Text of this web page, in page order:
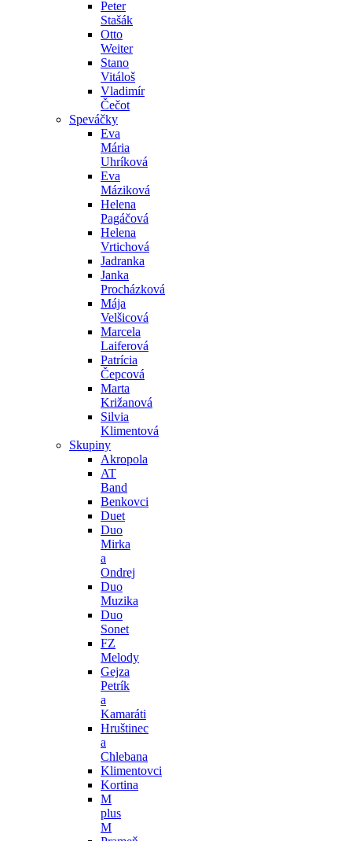
Peter
Stašák
Otto
Weiter
Stano
Vitáloš
Vladimír
Čečot
Speváčky
Eva
Mária
Uhríková
Eva
Máziková
Helena
Pagáčová
Helena
Vrtichová
Jadranka
Janka
Procházková
Mája
Velšicová
Marcela
Laiferová
Patrícia
Čepcová
Marta
Križanová
Silvia
Klimentová
Skupiny
Akropola
AT
Band
Benkovci
Duet
Duo
Mirka
a
Ondrej
Duo
Muzika
Duo
Sonet
FZ
Melody
Gejza
Petrík
a
Kamaráti
Hruštinec
a
Chlebana
Klimentovci
Kortina
M
plus
M